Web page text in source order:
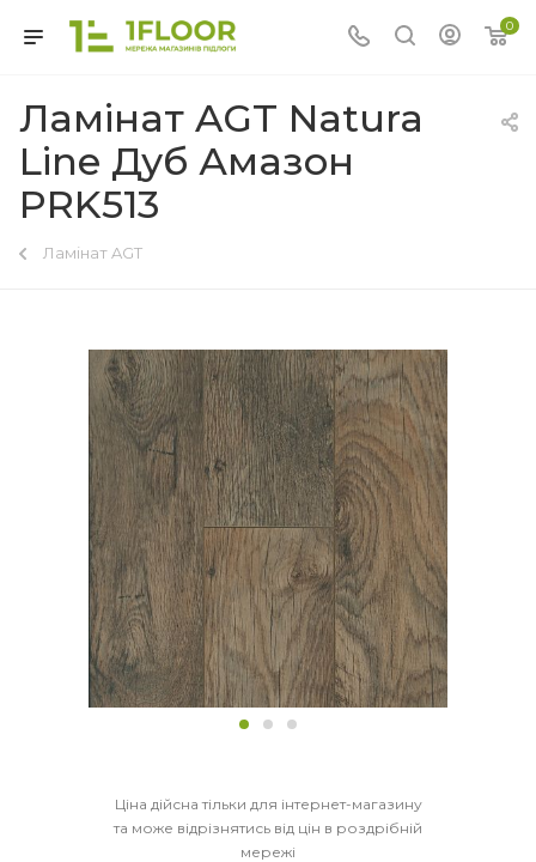
0
Ламінат AGT Natura
Line Дуб Амазон
PRK513
Ламінат AGT
Ціна дійсна тільки для інтернет-магазину
та може відрізнятись від цін в роздрібній
мережі